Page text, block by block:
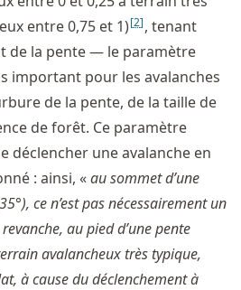
entre 0,75 et 1)[2], tenant
de la pente — le paramètre
important pour les avalanches
de la pente, de la taille de
de forêt. Ce paramètre
déclencher une avalanche en
: ainsi, «au sommet d’une
ce n’est pas nécessairement un
au pied d’une pente
avalancheux très typique,
à cause du déclenchement à